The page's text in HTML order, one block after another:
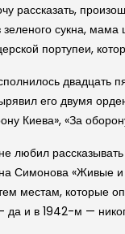
рассказать,
зеленого сукна,
портупеи,
двадцать
его двумя
Киева», «За
любил
Симонова «Живые
местам, которые
да и в 1942-м —